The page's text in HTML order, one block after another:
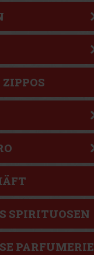
ZIPPOS
SPIRITUOSEN
PARFUMERIE